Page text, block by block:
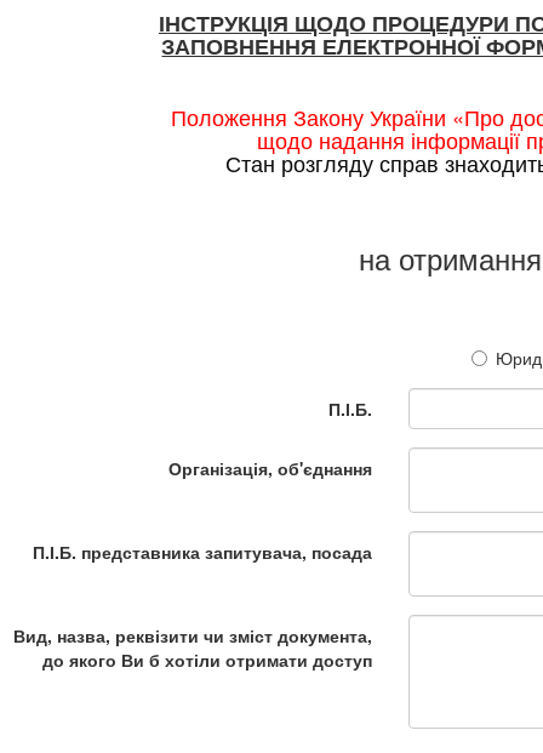
ІНСТРУКЦІЯ ЩОДО ПРОЦЕДУРИ
ЗАПОВНЕННЯ ЕЛЕКТРОННОЇ
Положення Закону України «Про
щодо надання інформації
Стан розгляду справ
на отримання
П.І.Б.
Організація, об'єднання
П.І.Б. представника запитувача, посада
Вид, назва, реквізити чи зміст документа,
до якого Ви б хотіли отримати доступ